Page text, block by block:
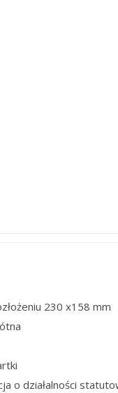
230 x158 mm
o działalności